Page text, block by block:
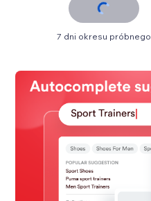
7 dni okresu próbnego